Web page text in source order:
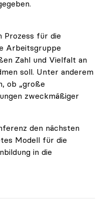
Prozess für die
Arbeitsgruppe
Zahl und Vielfalt an
soll. Unter anderem
ob „große
zweckmäßiger
den nächsten
Modell für die
in die
Für